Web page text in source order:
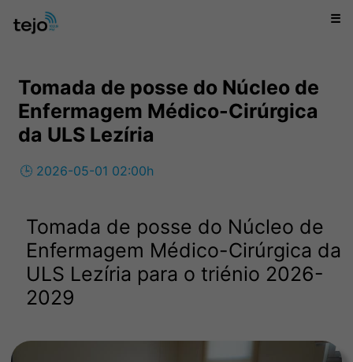
☰
Tomada de posse do Núcleo de
Enfermagem Médico-Cirúrgica
da ULS Lezíria
🕒 2026-05-01 02:00h
Tomada de posse do Núcleo de
Enfermagem Médico-Cirúrgica da
ULS Lezíria para o triénio 2026-
2029